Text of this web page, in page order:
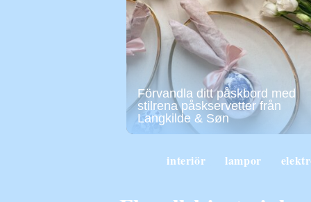
Förvandla ditt påskbord med
stilrena påskservetter från
Langkilde & Søn
interiör lampor